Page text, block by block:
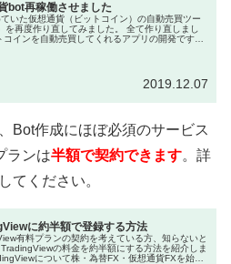
bot再稼働させました
ていた仮想通貨（ビットコイン）の自動売買ツー
を再度作り直してみました。 全て作り直しまし
コインを自動売買してくれるアプリの開発です。
2019.12.07
Bot作成にほぼ必須のサービス
ランは半額で契約できます。詳
てください。
に約半額で登録する方法
有料プランの契約を考えている方、知らないと
の料金を約半額にする方法を紹介しま
について株・為替FX・仮想通貨FXを始め